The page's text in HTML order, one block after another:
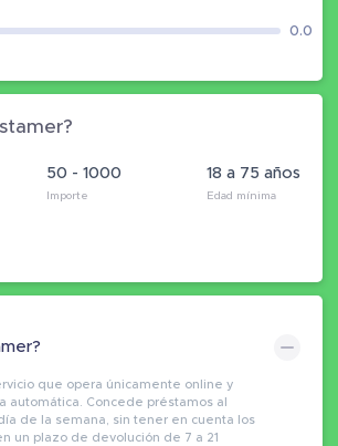
0.0
50 - 1000
Importe
18 a 75 años
Edad mínima
que opera únicamente online y
automática. Concede préstamos al
de la semana, sin tener en cuenta los
un plazo de devolución de 7 a 21